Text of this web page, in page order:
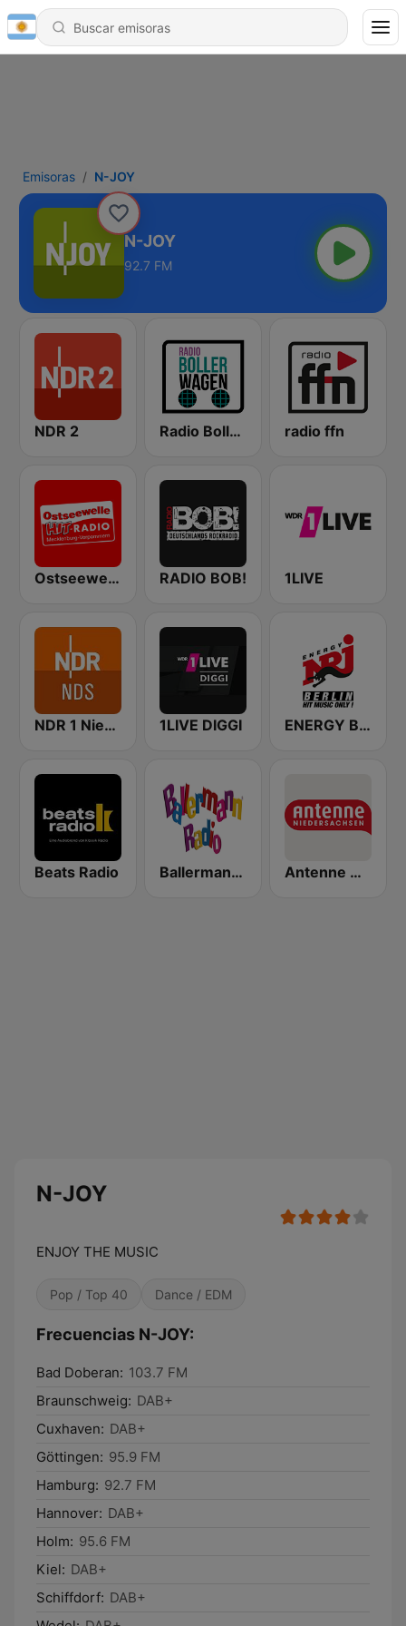
Emisoras N-JOY
N-JOY
92.7 FM
NDR 2 Radio Bollerwagen radio ffn
Ostseewelle Hit-Radio 105.6 RADIO BOB! 1LIVE
NDR 1 Niedersachsen 1LIVE DIGGI ENERGY Berlin
Beats Radio Ballermann Radio Antenne Niedersachsen
N-JOY
ENJOY THE MUSIC
Pop / Top 40 Dance / EDM
Frecuencias N-JOY:
Bad Doberan: 103.7 FM
Braunschweig: DAB+
Cuxhaven: DAB+
Göttingen: 95.9 FM
Hamburg: 92.7 FM
Hannover: DAB+
Holm: 95.6 FM
Kiel: DAB+
Schiffdorf: DAB+